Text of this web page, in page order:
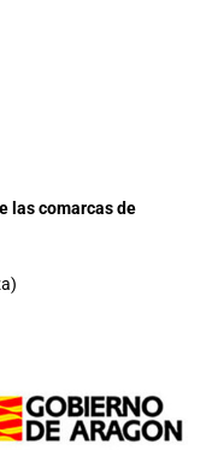
las comarcas de